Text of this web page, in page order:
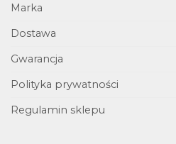
Marka
Dostawa
Gwarancja
Polityka prywatności
Regulamin sklepu